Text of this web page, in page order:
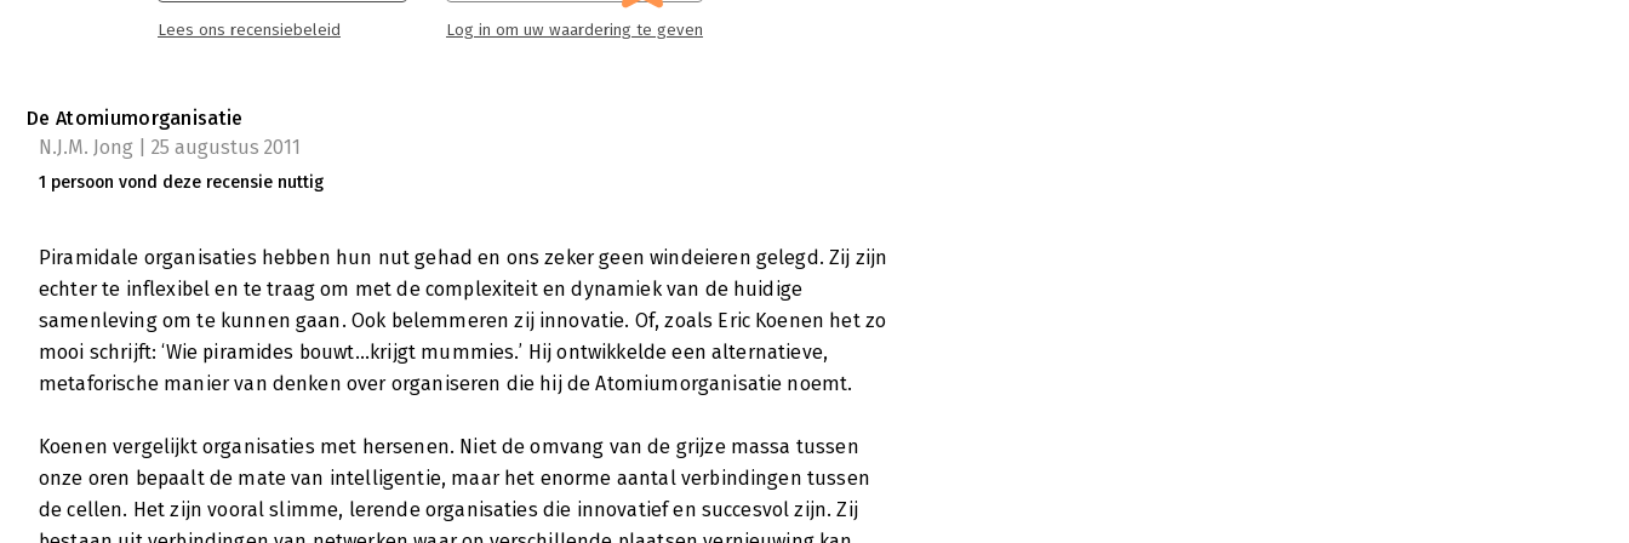
voor de open en verbindende netwerkorganisatie. In een persoonlijk en filosofisch
Lees ons recensiebeleid Log in om uw waardering te geven
De Atomiumorganisatie
N.J.M. Jong | 25 augustus 2011
1 persoon vond deze recensie nuttig
Piramidale organisaties hebben hun nut gehad en ons zeker geen windeieren gelegd. Zij zijn
echter te inflexibel en te traag om met de complexiteit en dynamiek van de huidige
samenleving om te kunnen gaan. Ook belemmeren zij innovatie. Of, zoals Eric Koenen het zo
mooi schrijft: ‘Wie piramides bouwt...krijgt mummies.’ Hij ontwikkelde een alternatieve,
metaforische manier van denken over organiseren die hij de Atomiumorganisatie noemt.
Koenen vergelijkt organisaties met hersenen. Niet de omvang van de grijze massa tussen
onze oren bepaalt de mate van intelligentie, maar het enorme aantal verbindingen tussen
de cellen. Het zijn vooral slimme, lerende organisaties die innovatief en succesvol zijn. Zij